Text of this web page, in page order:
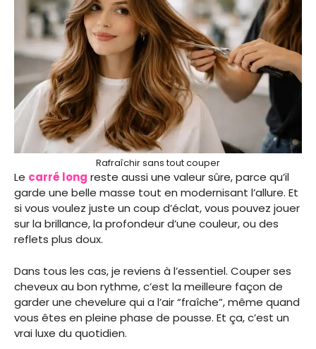
Rafraîchir sans tout couper
Le carré long reste aussi une valeur sûre, parce qu’il
garde une belle masse tout en modernisant l’allure. Et
si vous voulez juste un coup d’éclat, vous pouvez jouer
sur la brillance, la profondeur d’une couleur, ou des
reflets plus doux.
Dans tous les cas, je reviens à l’essentiel. Couper ses
cheveux au bon rythme, c’est la meilleure façon de
garder une chevelure qui a l’air “fraîche”, même quand
vous êtes en pleine phase de pousse. Et ça, c’est un
vrai luxe du quotidien.